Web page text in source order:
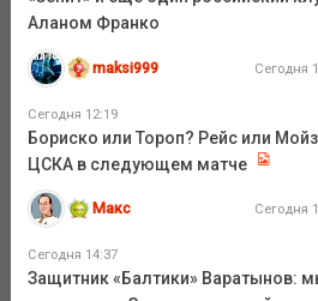
Аланом Франко
maksi999 Сегодня
Сегодня 12:19
Бориско или Тороп? Рейс или
ЦСКА в следующем матче
Макс Сегодня
Сегодня 14:37
Защитник «Балтики» Варатынов: